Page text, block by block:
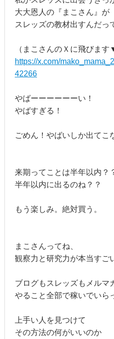
大大恩人の『まこさん』が
スレッズの教材出すんだっ
（まこさんのＸに飛びます
https://x.com/
42266
やばーーーーーーい！
やばすぎる！
ごめん！やばいしか出てこ
来期ってことは半年以内？
半年以内に出るのね？？
もう楽しみ。絶対買う。
まこさんってね、
観察力と研究力が本当すご
ブログもスレッズもメルマ
やること全部で稼いでいら
上手い人を見つけて
その方法の何がいいのか